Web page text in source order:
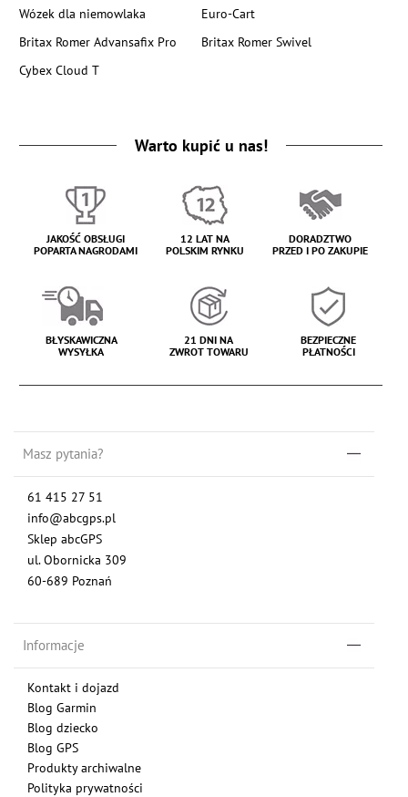
Wózek dla niemowlaka
Euro-Cart
Britax Romer Advansafix Pro
Britax Romer Swivel
Cybex Cloud T
Warto kupić u nas!
JAKOŚĆ OBSŁUGI
POPARTA NAGRODAMI
12 LAT NA
POLSKIM RYNKU
DORADZTWO
PRZED I PO ZAKUPIE
BŁYSKAWICZNA
WYSYŁKA
21 DNI NA
ZWROT TOWARU
BEZPIECZNE
PŁATNOŚCI
Masz pytania?
61 415 27 51
info@abcgps.pl
Sklep abcGPS
ul. Obornicka 309
60-689 Poznań
Informacje
Kontakt i dojazd
Blog Garmin
Blog dziecko
Blog GPS
Produkty archiwalne
Polityka prywatności